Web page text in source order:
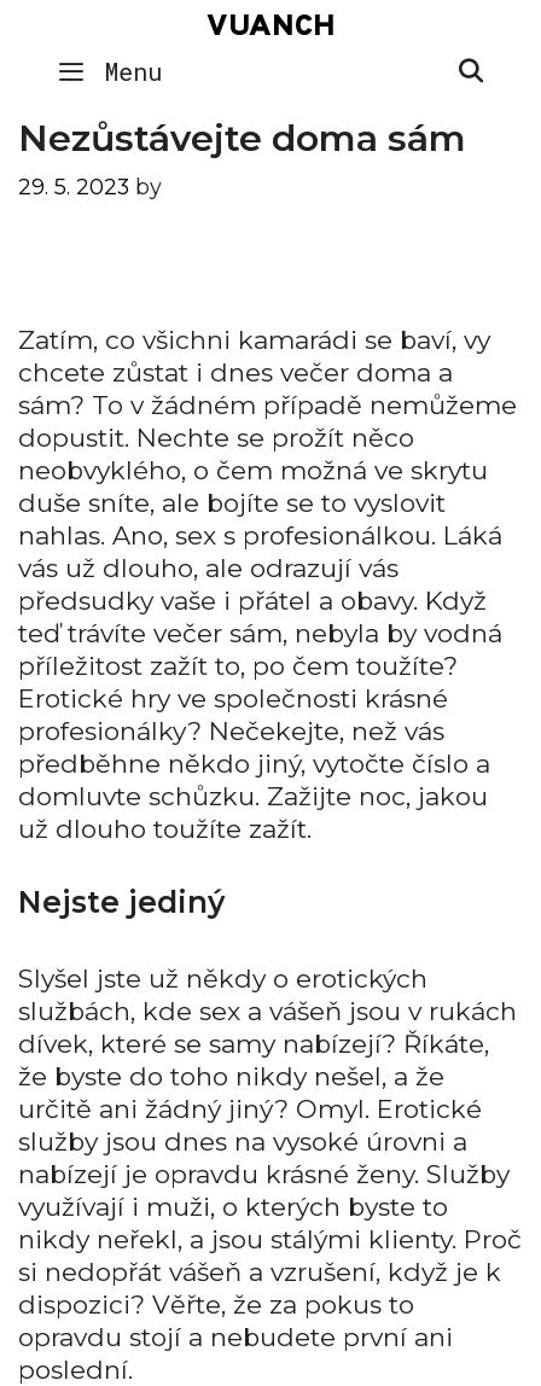
content
VUANCH
Menu
Nezůstávejte doma sám
29. 5. 2023 by
Zatím, co všichni kamarádi se baví, vy
chcete zůstat i dnes večer doma a
sám? To v žádném případě nemůžeme
dopustit. Nechte se prožít něco
neobvyklého, o čem možná ve skrytu
duše sníte, ale bojíte se to vyslovit
nahlas. Ano, sex s profesionálkou. Láká
vás už dlouho, ale odrazují vás
předsudky vaše i přátel a obavy. Když
teď trávíte večer sám, nebyla by vodná
příležitost zažít to, po čem toužíte?
Erotické hry ve společnosti krásné
profesionálky? Nečekejte, než vás
předběhne někdo jiný, vytočte číslo a
domluvte schůzku. Zažijte noc, jakou
už dlouho toužíte zažít.
Nejste jediný
Slyšel jste už někdy o erotických
službách, kde sex a vášeň jsou v rukách
dívek, které se samy nabízejí? Říkáte,
že byste do toho nikdy nešel, a že
určitě ani žádný jiný? Omyl. Erotické
služby jsou dnes na vysoké úrovni a
nabízejí je opravdu krásné ženy. Služby
využívají i muži, o kterých byste to
nikdy neřekl, a jsou stálými klienty. Proč
si nedopřát vášeň a vzrušení, když je k
dispozici? Věřte, že za pokus to
opravdu stojí a nebudete první ani
poslední.